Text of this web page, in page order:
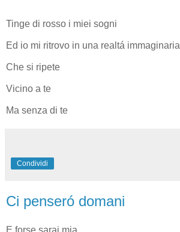
Tinge di rosso i miei sogni
Ed io mi ritrovo in una realtá immaginaria
Che si ripete
Vicino a te
Ma senza di te
Condividi
Ci penseró domani
E forse sarai mia